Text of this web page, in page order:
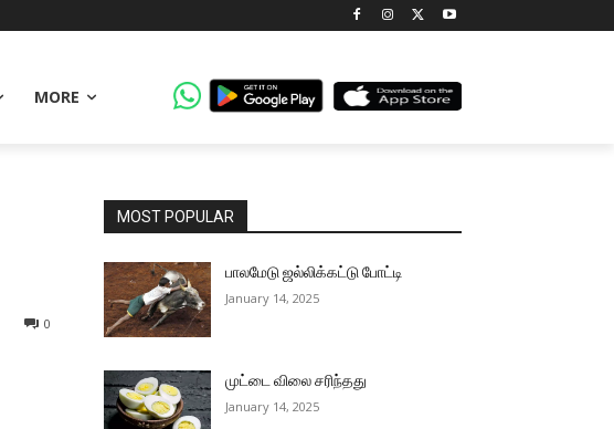
MORE
0
MOST POPULAR
பாலமேடு ஜல்லிக்கட்டு போட்டி
January 14, 2025
முட்டை விலை சரிந்தது
January 14, 2025